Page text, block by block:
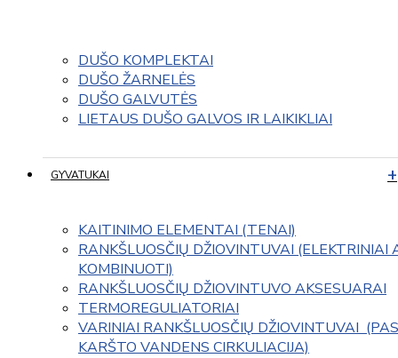
DUŠO KOMPLEKTAI
DUŠO ŽARNELĖS
DUŠO GALVUTĖS
LIETAUS DUŠO GALVOS IR LAIKIKLIAI
GYVATUKAI
KAITINIMO ELEMENTAI (TENAI)
RANKŠLUOSČIŲ DŽIOVINTUVAI (ELEKTRINIAI
KOMBINUOTI)
RANKŠLUOSČIŲ DŽIOVINTUVO AKSESUARAI
TERMOREGULIATORIAI
VARINIAI RANKŠLUOSČIŲ DŽIOVINTUVAI
KARŠTO VANDENS CIRKULIACIJA)